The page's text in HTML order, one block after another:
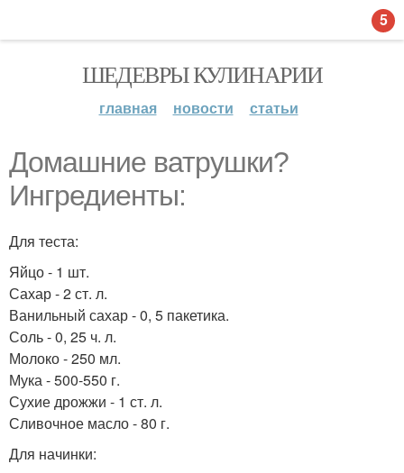
ШЕДЕВРЫ КУЛИНАРИИ
главная новости статьи
Домашние ватрушки?
Ингредиенты:
Для теста:
Яйцо - 1 шт.
Сахар - 2 ст. л.
Ванильный сахар - 0, 5 пакетика.
Соль - 0, 25 ч. л.
Молоко - 250 мл.
Мука - 500-550 г.
Сухие дрожжи - 1 ст. л.
Сливочное масло - 80 г.
Для начинки:
5